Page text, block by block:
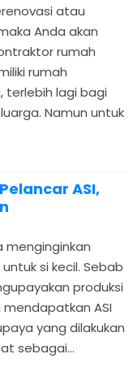
atau
Anda akan
rumah
rumah
terlebih lagi bagi
Namun untuk
ASI,
menginginkan
si kecil. Sebab
produksi
mendapatkan ASI
yang dilakukan
sebagai...